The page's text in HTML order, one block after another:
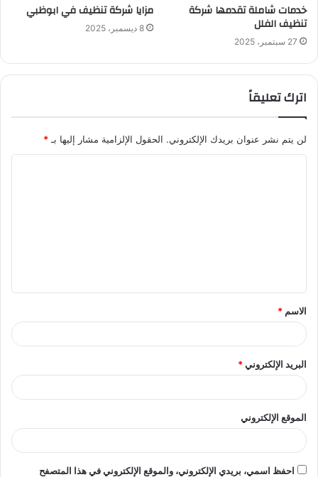
خدمات شاملة تقدمها شركة
تنظيف الفلل
27 سبتمبر، 2025
مزايا شركة تنظيف في ابوظبي
8 ديسمبر، 2025
اترك تعليقاً
لن يتم نشر عنوان بريدك الإلكتروني. الحقول الإلزامية مشار إليها بـ *
ق
*
الاسم *
البريد الإلكتروني*
الموقع الإلكتروني
احفظ اسمي، بريدي الإلكتروني، والموقع الإلكتروني في هذا المتصفح